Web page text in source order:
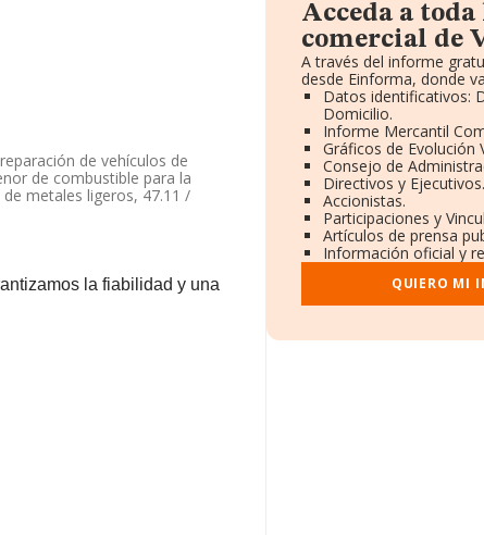
de vehículos de
de combustible para la
metales ligeros, 47.11 /
empresa aparece inscrita en
CNAE corresponde a
mercados exteriores.
web aquí:www.vikingmotors.es
compañías, en el ámbito
de interés, la media de
la fiabilidad y una
Acceda a
comercial de
A través del informe
desde Einforma, donde
Datos identificativos:
Domicilio.
Informe Mercantil
Gráficos de Evolución
Consejo de
Directivos y Ejecutivos.
Accionistas.
Participaciones y
Artículos de prensa
Información oficial y
QUIERO MI